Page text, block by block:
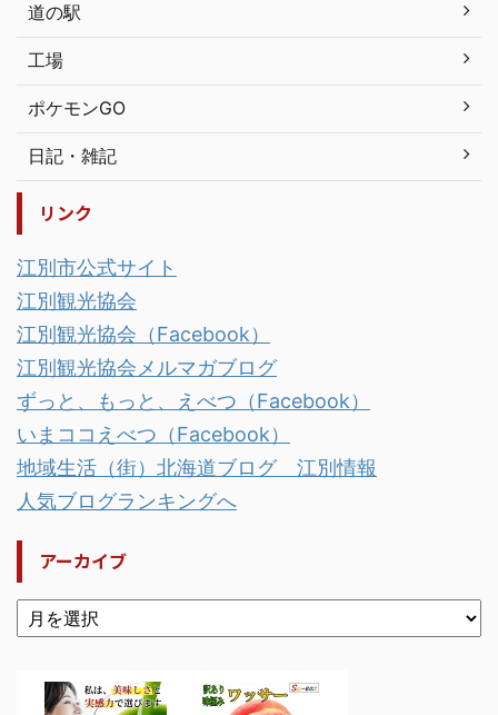
道の駅
工場
ポケモンGO
日記・雑記
リンク
江別市公式サイト
江別観光協会
江別観光協会（Facebook）
江別観光協会メルマガブログ
ずっと、もっと、えべつ（Facebook）
いまココえべつ（Facebook）
地域生活（街）北海道ブログ 江別情報
人気ブログランキングへ
アーカイブ